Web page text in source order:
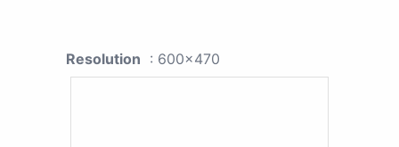
Resolution : 600x470